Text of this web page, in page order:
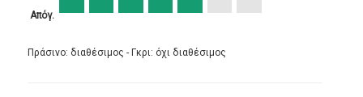
Απόγ.
Πράσινο: διαθέσιμος - Γκρι: όχι διαθέσιμος